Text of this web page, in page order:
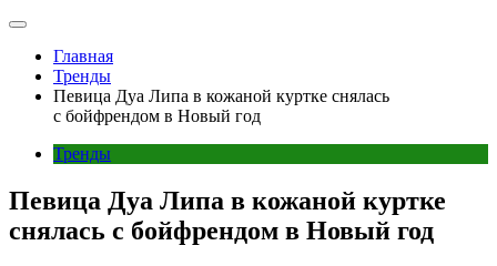
Главная
Тренды
Певица Дуа Липа в кожаной куртке снялась
с бойфрендом в Новый год
Тренды
Певица Дуа Липа в кожаной куртке
снялась с бойфрендом в Новый год